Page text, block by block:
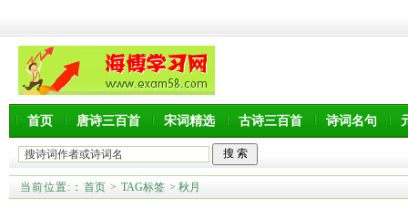
首页 唐诗三百首 宋词精选 古诗三百首 诗词名句
当前位置: ： 首页 > TAG标签 > 秋月